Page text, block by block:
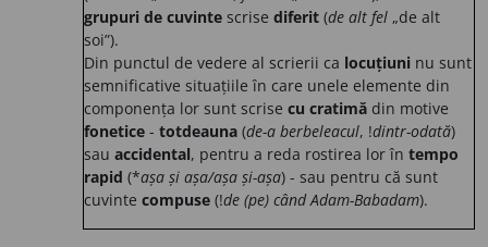
grupuri de cuvinte scrise diferit (de alt fel „de alt
soi”).
Din punctul de vedere al scrierii ca locuțiuni nu sunt
semnificative situațiile în care unele elemente din
componența lor sunt scrise cu cratimă din motive
fonetice - totdeauna (de-a berbeleacul, !dintr-odată)
sau accidental, pentru a reda rostirea lor în tempo
rapid (*așa și așa/așa și-așa) - sau pentru că sunt
cuvinte compuse (!de (pe) când Adam-Babadam).